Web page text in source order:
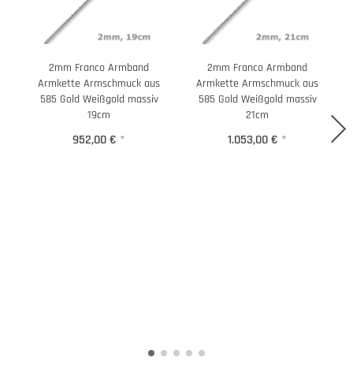
2mm Franco Armband
Armkette Armschmuck aus
585 Gold Weißgold massiv
19cm
952,00 € *
2mm Franco Armband
Armkette Armschmuck aus
585 Gold Weißgold massiv
21cm
1.053,00 € *